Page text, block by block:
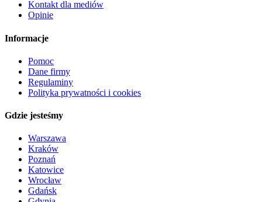
Kontakt dla mediów
Opinie
Informacje
Pomoc
Dane firmy
Regulaminy
Polityka prywatności i cookies
Gdzie jesteśmy
Warszawa
Kraków
Poznań
Katowice
Wrocław
Gdańsk